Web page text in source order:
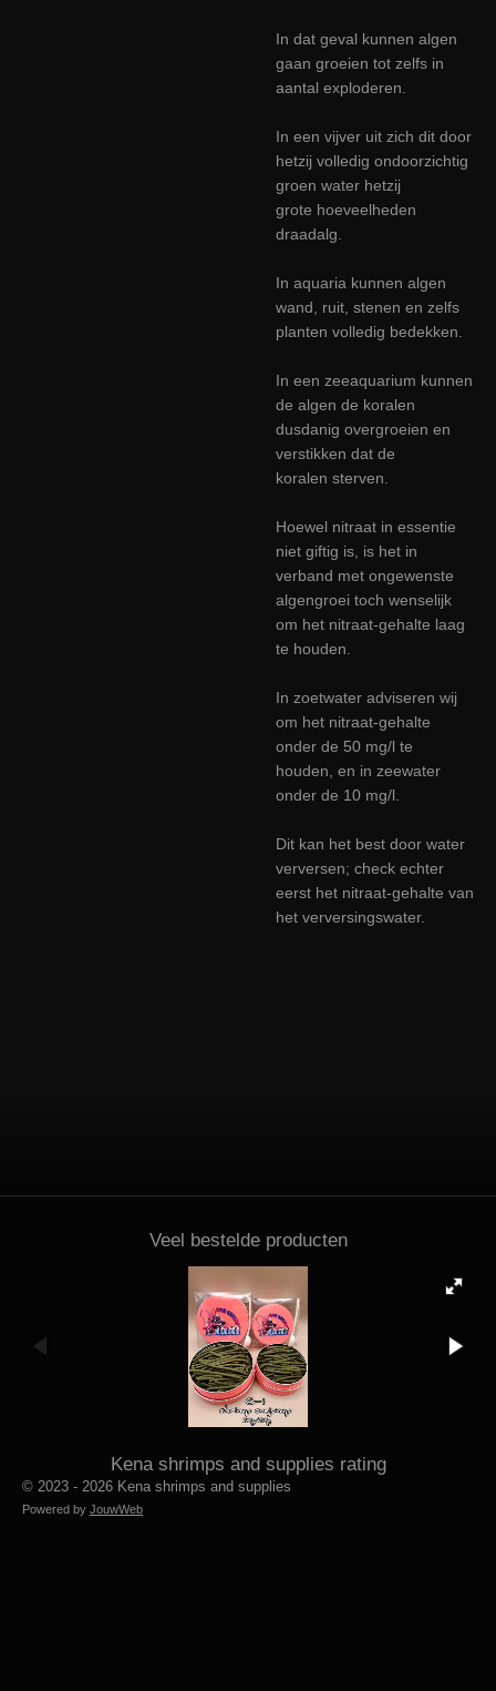
In dat geval kunnen algen
gaan groeien tot zelfs in
aantal exploderen.
In een vijver uit zich dit door
hetzij volledig ondoorzichtig
groen water hetzij
grote hoeveelheden
draadalg.
In aquaria kunnen algen
wand, ruit, stenen en zelfs
planten volledig bedekken.
In een zeeaquarium kunnen
de algen de koralen
dusdanig overgroeien en
verstikken dat de
koralen sterven.
Hoewel nitraat in essentie
niet giftig is, is het in
verband met ongewenste
algengroei toch wenselijk
om het nitraat-gehalte laag
te houden.
In zoetwater adviseren wij
om het nitraat-gehalte
onder de 50 mg/l te
houden, en in zeewater
onder de 10 mg/l.
Dit kan het best door water
verversen; check echter
eerst het nitraat-gehalte van
het verversingswater.
Veel bestelde producten
Kena shrimps and supplies rating
© 2023 - 2026 Kena shrimps and supplies
Powered by JouwWeb